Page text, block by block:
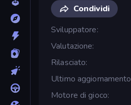
Condividi
Sviluppatore
Valutazione
Rilasciato
Ultimo aggiornamento
Motore di gioco